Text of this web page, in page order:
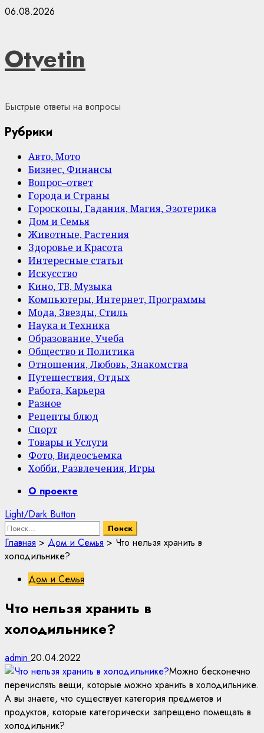
Skip
06.08.2026
Otvetin
Быстрые ответы на вопросы
Рубрики
Авто, Мото
Бизнес, Финансы
Вопрос–ответ
Города и Страны
Гороскопы, Гадания, Магия, Эзотерика
Дом и Семья
Животные, Растения
Здоровье и Красота
Интересные статьи
Искусство
Кино, ТВ, Музыка
Компьютеры, Интернет, Программы
Мода, Звезды, Стиль
Наука и Техника
Образование, Учеба
Общество и Политика
Отношения, Любовь, Знакомства
Путешествия, Отдых
Работа, Карьера
Разное
Рецепты блюд
Спорт
Товары и Услуги
Фото, Видеосъемка
Хобби, Развлечения, Игры
PrimaryО проекте
Light/Dark Button
Найти:
Главная > Дом и Семья > Что нельзя хранить в
холодильнике?
Дом и Семья
Что нельзя хранить в
холодильнике?
admin 20.04.2022
Можно бесконечно
перечислять вещи, которые можно хранить в холодильнике.
А вы знаете, что существует категория предметов и
продуктов, которые категорически запрещено помещать в
холодильник?